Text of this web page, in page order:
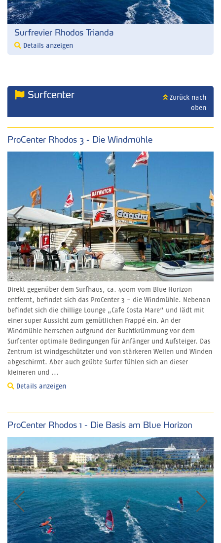
Surfrevier Rhodos Trianda
Details anzeigen
Surfcenter
Zurück nach
oben
ProCenter Rhodos 3 - Die Windmühle
Direkt gegenüber dem Surfhaus, ca. 400m vom Blue Horizon
entfernt, befindet sich das ProCenter 3 - die Windmühle. Nebenan
befindet sich die chillige Lounge „Cafe Costa Mare“ und lädt mit
einer super Aussicht zum gemütlichen Frappé ein. An der
Windmühle herrschen aufgrund der Buchtkrümmung vor dem
Surfcenter optimale Bedingungen für Anfänger und Aufsteiger. Das
Zentrum ist windgeschützter und von stärkeren Wellen und Winden
abgeschirmt. Aber auch geübte Surfer fühlen sich an dieser
kleineren und ...
Details anzeigen
ProCenter Rhodos 1 - Die Basis am Blue Horizon